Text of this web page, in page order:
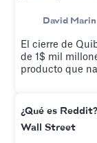
David Marin
El cierre de
de 1$ mil
producto que
¿Qué es
Wall Street